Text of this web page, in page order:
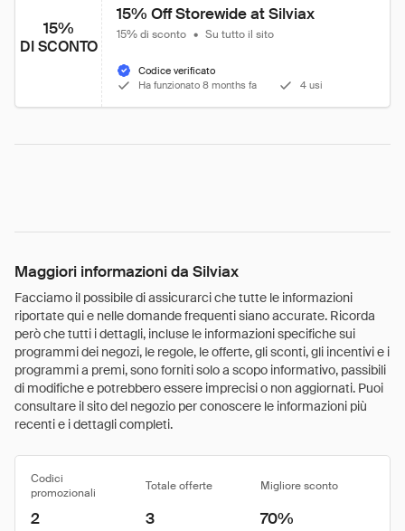
15%
DI SCONTO
15% Off Storewide at Silviax
15% di sconto • Su tutto il sito
Codice verificato
Ha funzionato 8 months fa
4 usi
Maggiori informazioni da Silviax
Facciamo il possibile di assicurarci che tutte le informazioni
riportate qui e nelle domande frequenti siano accurate. Ricorda
però che tutti i dettagli, incluse le informazioni specifiche sui
programmi dei negozi, le regole, le offerte, gli sconti, gli incentivi e i
programmi a premi, sono forniti solo a scopo informativo, passibili
di modifiche e potrebbero essere imprecisi o non aggiornati. Puoi
consultare il sito del negozio per conoscere le informazioni più
recenti e i dettagli completi.
Codici
promozionali
Totale offerte Migliore sconto
2 3 70%